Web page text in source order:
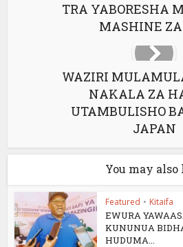
TRA YABORESHA
MASHINE ZA
WAZIRI
NAKALA ZA
UTAMBULISHO
JAPAN
You may
Featured • Kitaifa
EWURA
KUNUNUA
HUDUMA...